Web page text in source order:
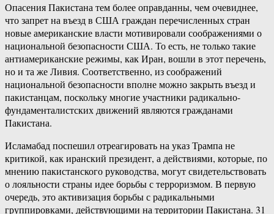
Опасения Пакистана тем более оправданны, чем очевиднее,
что запрет на въезд в США граждан перечисленных стран
новые американские власти мотивировали соображениями о
национальной безопасности США. То есть, не только такие
антиамериканские режимы, как Иран, вошли в этот перечень,
но и та же Ливия. Соответственно, из соображений
национальной безопасности вполне можно закрыть въезд и
пакистанцам, поскольку многие участники радикально-
фундаменталистских движений являются гражданами
Пакистана.
Исламабад поспешил отреагировать на указ Трампа не
критикой, как иранский президент, а действиями, которые, по
мнению пакистанского руководства, могут свидетельствовать
о лояльности страны идее борьбы с терроризмом. В первую
очередь, это активизация борьбы с радикальными
группировками, действующими на территории Пакистана. 31